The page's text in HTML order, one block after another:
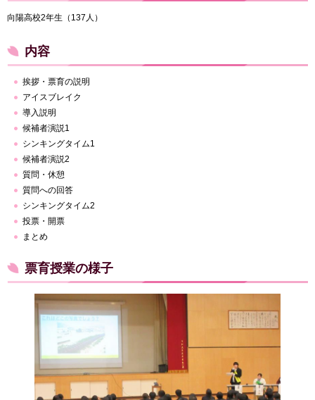
向陽高校2年生（137人）
内容
挨拶・票育の説明
アイスブレイク
導入説明
候補者演説1
シンキングタイム1
候補者演説2
質問・休憩
質問への回答
シンキングタイム2
投票・開票
まとめ
票育授業の様子